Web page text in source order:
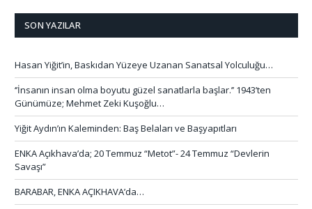
SON YAZILAR
Hasan Yiğit’in, Baskıdan Yüzeye Uzanan Sanatsal Yolculuğu…
‘’İnsanın insan olma boyutu güzel sanatlarla başlar.’’ 1943’ten
Günümüze; Mehmet Zeki Kuşoğlu…
Yiğit Aydın’ın Kaleminden: Baş Belaları ve Başyapıtları
ENKA Açıkhava’da; 20 Temmuz “Metot”- 24 Temmuz “Devlerin
Savaşı”
BARABAR, ENKA AÇIKHAVA’da…